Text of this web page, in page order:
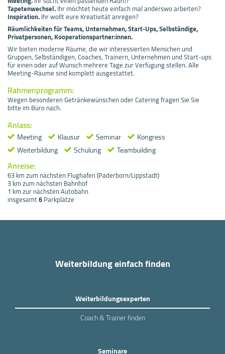
Tapetenwechsel.Ihr möchtet heute einfach mal anderswo arbeiten?
Inspiration.Ihr wollt eure Kreativität anregen?
Räumlichkeiten für Teams, Unternehmen,Start-Ups, Selbständige,
Privatpersonen,Kooperationspartner:innen.
Wir bieten moderne Räume, die wir interessierten Menschen und
Gruppen, Selbständigen, Coaches, Trainern, Unternehmen und Start-ups
für einen oder auf Wunsch mehrere Tage zur Verfügung stellen. Alle
Meeting-Räume sind komplett ausgestattet.
Rahmenprogramm:
Wegen besonderen Getränkewünschen oder Catering fragen Sie Sie
bitte im Büro nach.
Anlass:
Meeting Klausur Seminar
Kongress
Weiterbildung
Schulung Teambuilding
Anreise:
63 km zum nächsten Flughafen (Paderborn/Lippstadt)
3 km zum nächsten Bahnhof
1 km zur nächsten Autobahn
insgesamt6Parkplätze
Weiterbildung einfach finden
Weiterbildungsexperten
Coach & Trainer finden
Seminare